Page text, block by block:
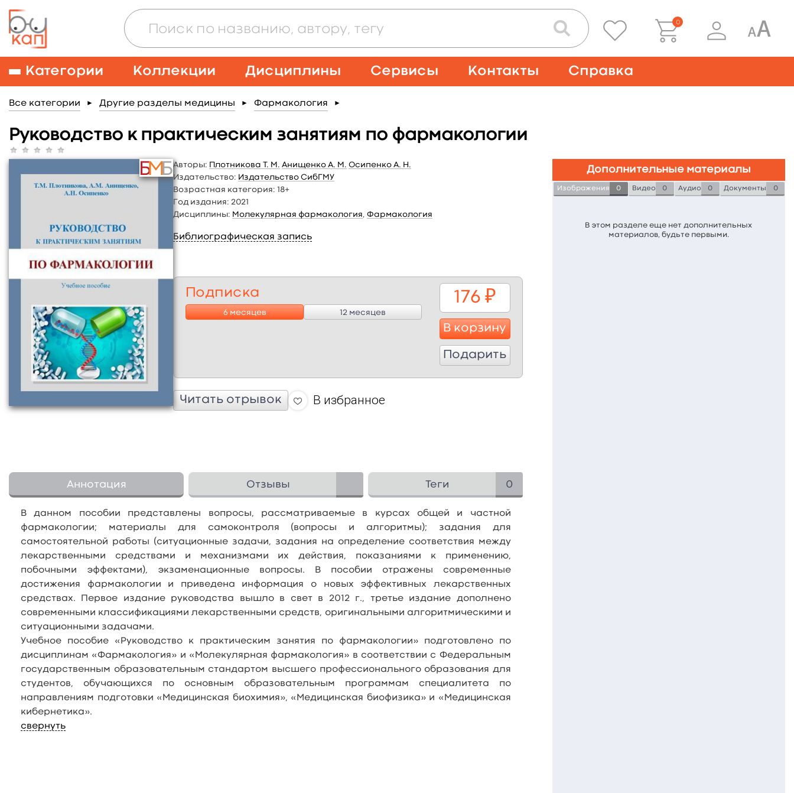
0
Категории Коллекции Дисциплины Сервисы Контакты Справка
Все категории ► Другие разделы медицины ► Фармакология ►
Руководство к практическим занятиям по фармакологии
Авторы: Плотникова Т. М. Анищенко А. М. Осипенко А. Н.
Издательство: Издательство СибГМУ
Возрастная категория: 18+
Год издания: 2021
Дисциплины: Молекулярная фармакология ,Фармакология
Библиографическая запись
Подписка
6 месяцев 12 месяцев
176 ₽
В корзину
Подарить
Читать отрывок В избранное
Аннотация Отзывы Теги 0
В данном пособии представлены вопросы, рассматриваемые в курсах общей и частной
фармакологии; материалы для самоконтроля (вопросы и алгоритмы); задания для
самостоятельной работы (ситуационные задачи, задания на определение соответствия между
лекарственными средствами и механизмами их действия, показаниями к применению,
побочными эффектами), экзаменационные вопросы. В пособии отражены современные
достижения фармакологии и приведена информация о новых эффективных лекарственных
средствах. Первое издание руководства вышло в свет в 2012 г., третье издание дополнено
современными классификациями лекарственными средств, оригинальными алгоритмическими и
ситуационными задачами.
Учебное пособие «Руководство к практическим занятия по фармакологии» подготовлено по
дисциплинам «Фармакология» и «Молекулярная фармакология» в соответствии с Федеральным
государственным образовательным стандартом высшего профессионального образования для
студентов, обучающихся по основным образовательным программам специалитета по
направлениям подготовки «Медицинская биохимия», «Медицинская биофизика» и «Медицинская
кибернетика».
свернуть
Дополнительные материалы
Изображения 0 Видео 0 Аудио 0 Документы 0
В этом разделе еще нет дополнительных
материалов, будьте первыми.